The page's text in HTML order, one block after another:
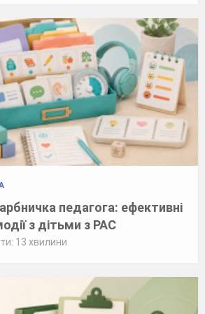
педагога: ефективні
з дітьми з РАС
13 хвилини